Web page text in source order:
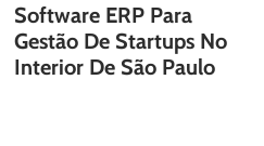
Software ERP Para
Gestão De Startups No
Interior De São Paulo